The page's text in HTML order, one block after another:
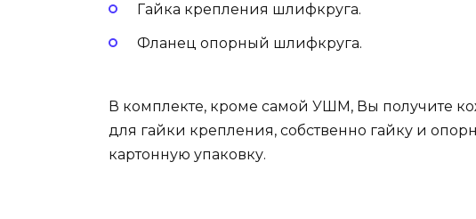
Гайка крепления шлифкруга.
Фланец опорный шлифкруга.
В комплекте, кроме самой УШМ, Вы получите
для гайки крепления, собственно гайку и
картонную упаковку.